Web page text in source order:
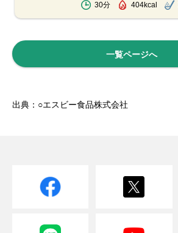
30分 404kcal
一覧ページへ
出典：○エスビー食品株式会社